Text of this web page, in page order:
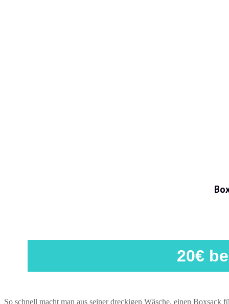
20€
So schnell macht man aus seiner dreckigen Wäsche, einen